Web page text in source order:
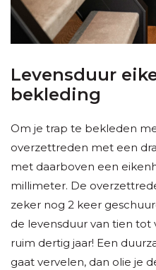
Levensduur
bekleding
Om je trap te bekleden
overzettreden met een
met daarboven een
millimeter. De
zeker nog 2 keer
de levensduur van tien tot
ruim dertig jaar! Een
gaat vervelen, dan olie je